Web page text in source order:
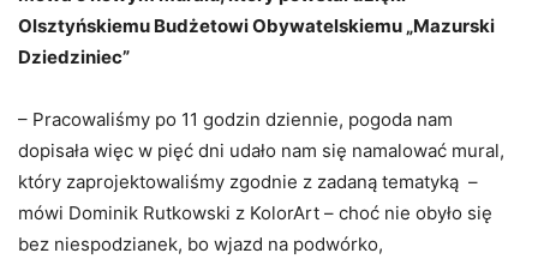
Olsztyńskiemu Budżetowi Obywatelskiemu „Mazurski
Dziedziniec”
– Pracowaliśmy po 11 godzin dziennie, pogoda nam
dopisała więc w pięć dni udało nam się namalować mural,
który zaprojektowaliśmy zgodnie z zadaną tematyką –
mówi Dominik Rutkowski z KolorArt – choć nie obyło się
bez niespodzianek, bo wjazd na podwórko,